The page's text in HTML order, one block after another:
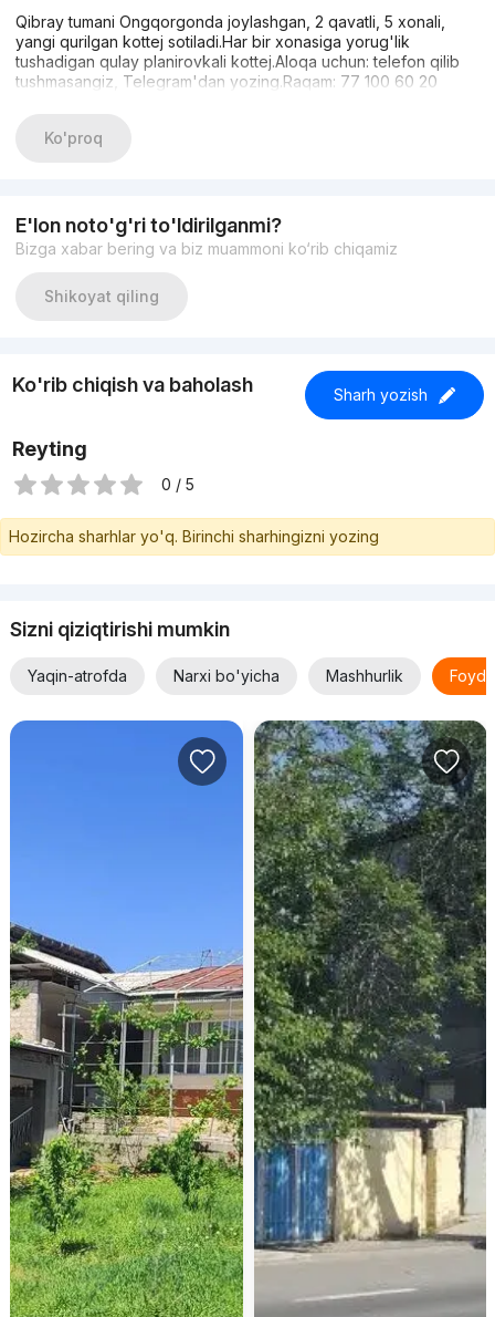
Qibray tumani Ongqorgonda joylashgan, 2 qavatli, 5 xonali,
yangi qurilgan kottej sotiladi.Har bir xonasiga yorug'lik
tushadigan qulay planirovkali kottej.Aloqa uchun: telefon qilib
tushmasangiz, Telegram'dan yozing.Raqam: 77 100 60 20
Ko'proq
E'lon noto'g'ri to'ldirilganmi?
Bizga xabar bering va biz muammoni ko‘rib chiqamiz
Shikoyat qiling
Ko'rib chiqish va baholash Sharh yozish
Reyting
0 / 5
Hozircha sharhlar yo'q. Birinchi sharhingizni yozing
Sizni qiziqtirishi mumkin
Yaqin-atrofda Narxi bo'yicha Mashhurlik